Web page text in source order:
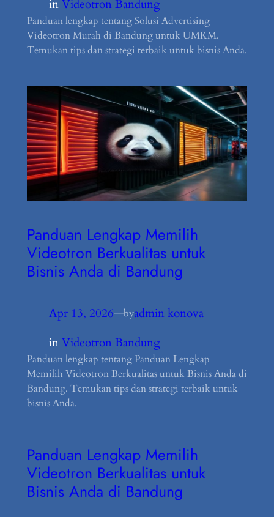
inVideotron Bandung
Panduan lengkap tentang Solusi Advertising
Videotron Murah di Bandung untuk UMKM.
Temukan tips dan strategi terbaik untuk bisnis Anda.
Panduan Lengkap Memilih
Videotron Berkualitas untuk
Bisnis Anda di Bandung
Apr 13, 2026—byadmin konova
inVideotron Bandung
Panduan lengkap tentang Panduan Lengkap
Memilih Videotron Berkualitas untuk Bisnis Anda di
Bandung. Temukan tips dan strategi terbaik untuk
bisnis Anda.
Panduan Lengkap Memilih
Videotron Berkualitas untuk
Bisnis Anda di Bandung